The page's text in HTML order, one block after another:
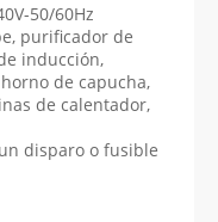
50/60Hz
purificador de
inducción,
de capucha,
de calentador,
disparo o fusible